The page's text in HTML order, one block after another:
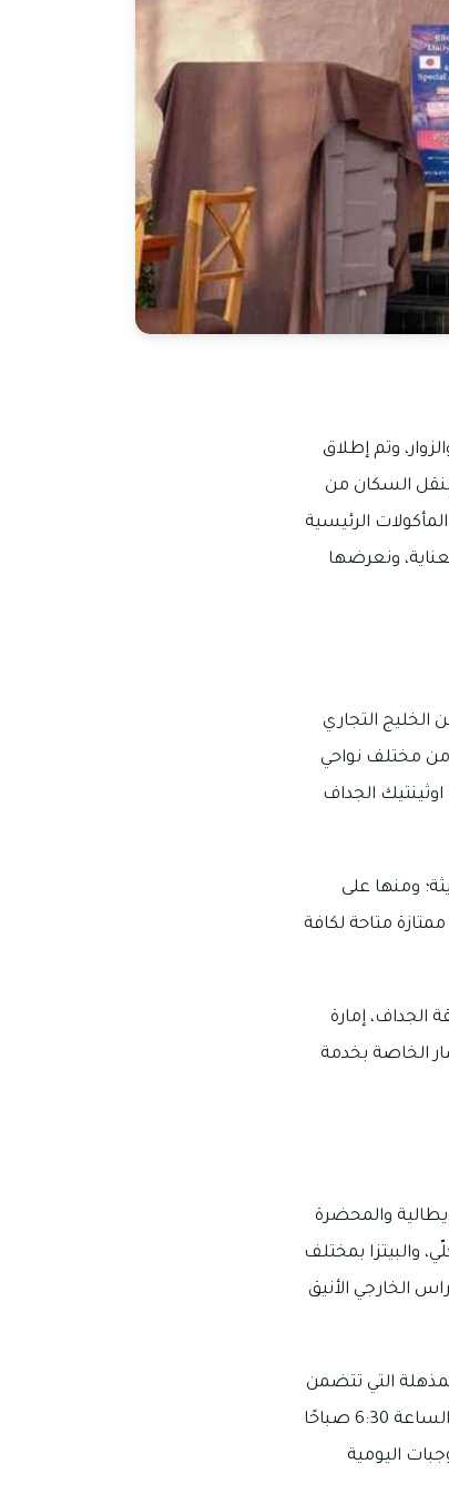
وتم إطلاق
السكان من
الرئيسية
ونعرضها
التجاري
من مختلف نواحي
الجداف
ومنها على
متاحة لكافة
الجداف، إمارة
والاستفسار الخاصة بخدمة
والمحضرة
والبيتزا بمختلف
الخارجي الأنيق
التي تتضمن
منظر منطقة خور دبي الحيوية، ومكان مطعم تيمو هو روتانا سويت بالجداف، وتبدأ مواعيد عمله من الساعة 6:30 صباحًا
596 04 وفيما يلي مواعيد الوجبات اليومية